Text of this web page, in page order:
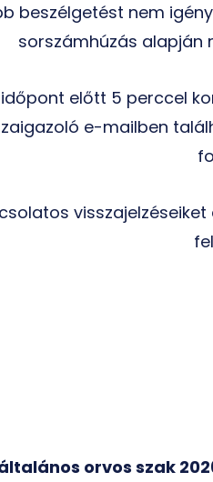
beszélgetést nem
sorszámhúzás alapján
előtt 5 perccel
e-mailben
visszajelzéseiket
orvos szak